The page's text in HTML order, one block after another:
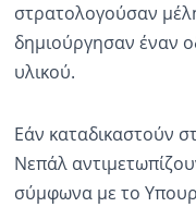
στρατολογούσαν
δημιούργησαν έναν
υλικού.
Εάν καταδικαστούν
Νεπάλ
σύμφωνα με το